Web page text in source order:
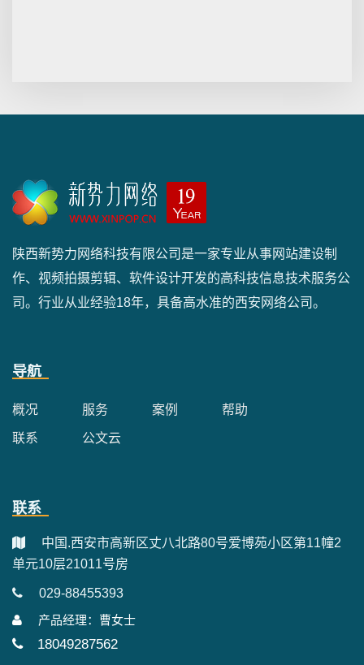
陕西新势力网络科技有限公司是一家专业从事网站建设制
作、视频拍摄剪辑、软件设计开发的高科技信息技术服务公
司。行业从业经验18年，具备高水准的西安网络公司。
导航
概况 服务 案例 帮助
联系 公文云
联系
中国.西安市高新区丈八北路80号爱博苑小区第11幢2
单元10层21011号房
029-88455393
产品经理：曹女士
18049287562